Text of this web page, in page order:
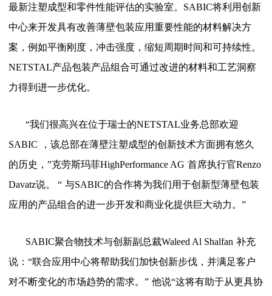
最新注塑成型和零件性能评估的实验室。 SABIC将利用创新
中心来开发具有改善薄壁包装应用重要性能的材料解决方
案，例如平衡刚度，冲击强度，缩短周期时间和可持续性。
NETSTAL产品包装产品组合可通过改进的材料和工艺洞察
力得到进一步优化。
“我们很高兴在位于瑞士的NETSTAL业务总部欢迎
SABIC
，该总部在薄壁注塑成型的创新技术方面拥有悠久
的历史， ”克劳斯玛菲HighPerformance AG 首席执行官Renzo
Davatz说。 “ 与SABIC的合作将为我们用于创新型薄壁包装
应用的产品组合的进一步开发和商业化提供巨大动力。 ”
SABIC聚合物技术与创新副总裁Waleed Al Shalfan 补充
说： “联合应用中心将帮助我们加快创新步伐，并满足客户
对不断变化的市场趋势的需求。 ” 他说“这将有助于从更具协